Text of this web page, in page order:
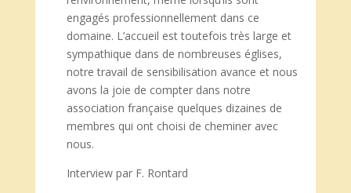
engagés professionnellement dans ce
domaine. L’accueil est toutefois très large et
sympathique dans de nombreuses églises,
notre travail de sensibilisation avance et nous
avons la joie de compter dans notre
association française quelques dizaines de
membres qui ont choisi de cheminer avec
nous.
Interview par F. Rontard